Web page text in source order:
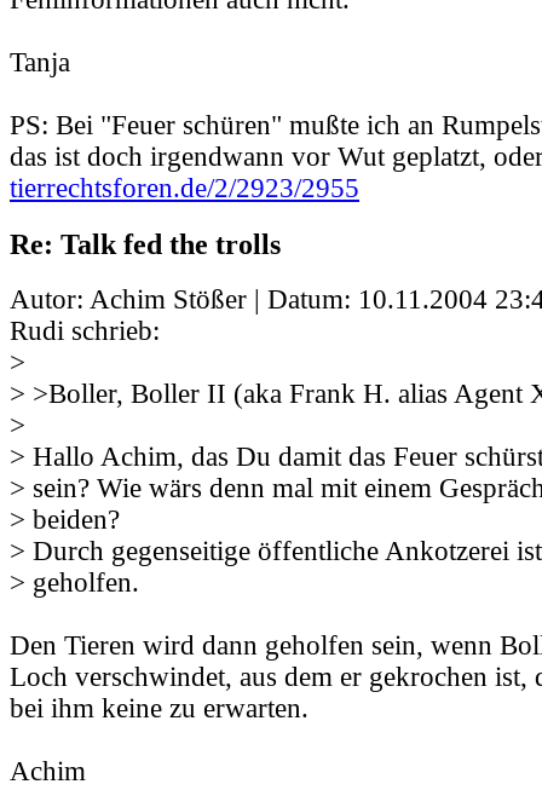
Tanja
PS: Bei "Feuer schüren" mußte ich an
das ist doch irgendwann vor Wut geplatzt,
tierrechtsforen.de/2/2923/2955
Re: Talk fed the trolls
Autor: Achim Stößer | Datum: 10.11.2004
Rudi schrieb:
>
> >Boller, Boller II (aka Frank H. alias Agent
>
> Hallo Achim, das Du damit das Feuer
> sein? Wie wärs denn mal mit einem
> beiden?
> Durch gegenseitige öffentliche Ankotzerei
> geholfen.
Den Tieren wird dann geholfen sein, wenn
Loch verschwindet, aus dem er gekrochen ist,
bei ihm keine zu erwarten.
Achim